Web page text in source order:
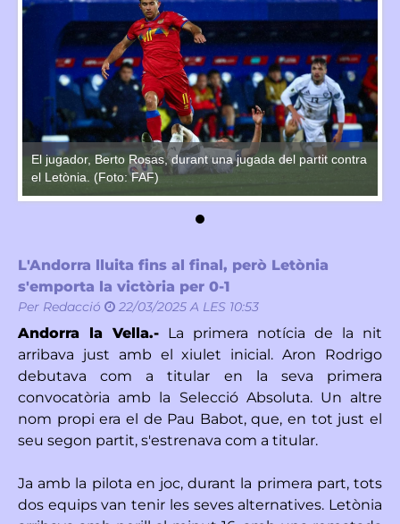
El jugador, Berto Rosas, durant una jugada del partit contra
el Letònia. (Foto: FAF)
L'Andorra lluita fins al final, però Letònia
s'emporta la victòria per 0-1
Per Redacció 22/03/2025 A LES 10:53
Andorra la Vella.- La primera notícia de la nit
arribava just amb el xiulet inicial. Aron Rodrigo
debutava com a titular en la seva primera
convocatòria amb la Selecció Absoluta. Un altre
nom propi era el de Pau Babot, que, en tot just el
seu segon partit, s'estrenava com a titular.
Ja amb la pilota en joc, durant la primera part, tots
dos equips van tenir les seves alternatives. Letònia